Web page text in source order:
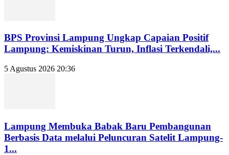
BPS Provinsi Lampung Ungkap Capaian Positif
Lampung: Kemiskinan Turun, Inflasi Terkendali,...
5 Agustus 2026 20:36
Lampung Membuka Babak Baru Pembangunan
Berbasis Data melalui Peluncuran Satelit Lampung-
1...